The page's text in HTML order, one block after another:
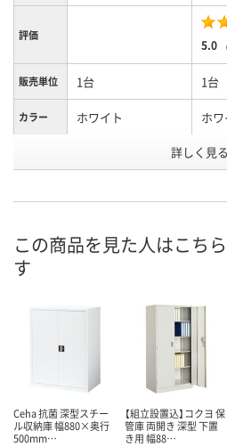
評価
5.0
販売単位 1台 1台
カラー ホワイト ホワ
号
在庫
8月26日（水） 8月26
カゴへ
数量
詳しく見る
この商品を見た人はこち
す
Ceha 抗菌 深型スチー
ル収納庫 幅880×奥行
500mm…
【組立設置込】コクヨ 保
管庫 両開き 深型 下置
き用 幅88…